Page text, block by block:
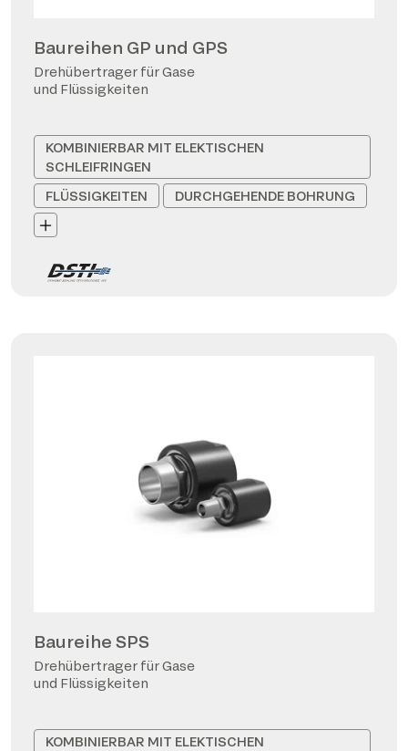
Baureihen GP und GPS
Drehübertrager für Gase
und Flüssigkeiten
KOMBINIERBAR MIT ELEKTISCHEN
SCHLEIFRINGEN
FLÜSSIGKEITEN
DURCHGEHENDE BOHRUNG
Baureihe SPS
Drehübertrager für Gase
und Flüssigkeiten
KOMBINIERBAR MIT ELEKTISCHEN